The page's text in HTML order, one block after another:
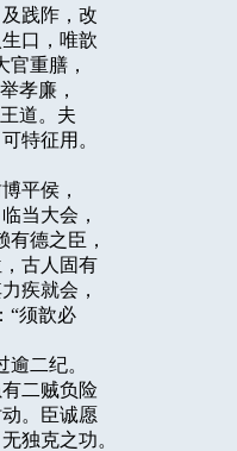
践阼，改
口，唯歆
重膳，
孝廉，
道。夫
特征用。
平侯，
当大会，
德之臣，
古人固有
疾就会，
“须歆必
二纪。
二贼负险
。臣诚愿
独克之功。